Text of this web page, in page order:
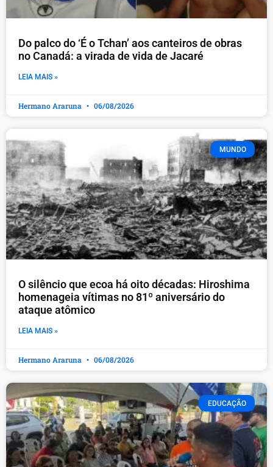
Do palco do ‘É o Tchan’ aos canteiros de obras
no Canadá: a virada de vida de Jacaré
LEIA MAIS »
Hermano Araruna 06/08/2026
MUNDO
O silêncio que ecoa há oito décadas: Hiroshima
homenageia vítimas no 81º aniversário do
ataque atômico
LEIA MAIS »
Hermano Araruna 06/08/2026
EDUCAÇÃO